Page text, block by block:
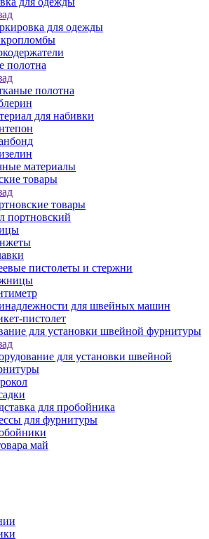
для одежды
полотна
полотна
для набивки
материалы
товары
товары
портновский
пистолеты и стержни
для швейных машин
пистолет
для установки швейной фурнитуры
для установки швейной
для пробойника
для фурнитуры
май